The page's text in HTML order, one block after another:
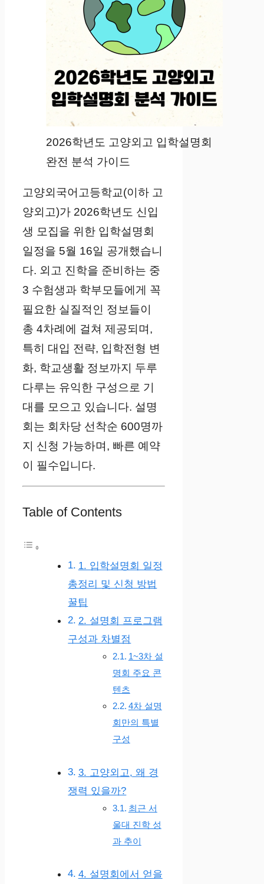
2026학년도 고양외고 입학설명회
완전 분석 가이드
고양외국어고등학교(이하 고
양외고)가 2026학년도 신입
생 모집을 위한 입학설명회
일정을 5월 16일 공개했습니
다. 외고 진학을 준비하는 중
3 수험생과 학부모들에게 꼭
필요한 실질적인 정보들이
총 4차례에 걸쳐 제공되며,
특히 대입 전략, 입학전형 변
화, 학교생활 정보까지 두루
다루는 유익한 구성으로 기
대를 모으고 있습니다. 설명
회는 회차당 선착순 600명까
지 신청 가능하며, 빠른 예약
이 필수입니다.
Table of Contents
1. 입학설명회 일정
총정리 및 신청 방법
꿀팁
2. 설명회 프로그램
구성과 차별점
1~3차 설
명회 주요 콘
텐츠
4차 설명
회만의 특별
구성
3. 고양외고, 왜 경
쟁력 있을까?
최근 서
울대 진학 성
과 추이
4. 설명회에서 얻을